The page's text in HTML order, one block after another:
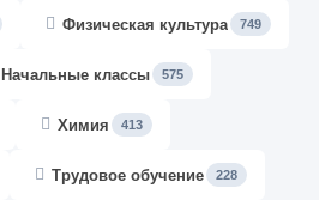
Физическая культура 749
Начальные классы 575
Химия 413
Трудовое обучение 228